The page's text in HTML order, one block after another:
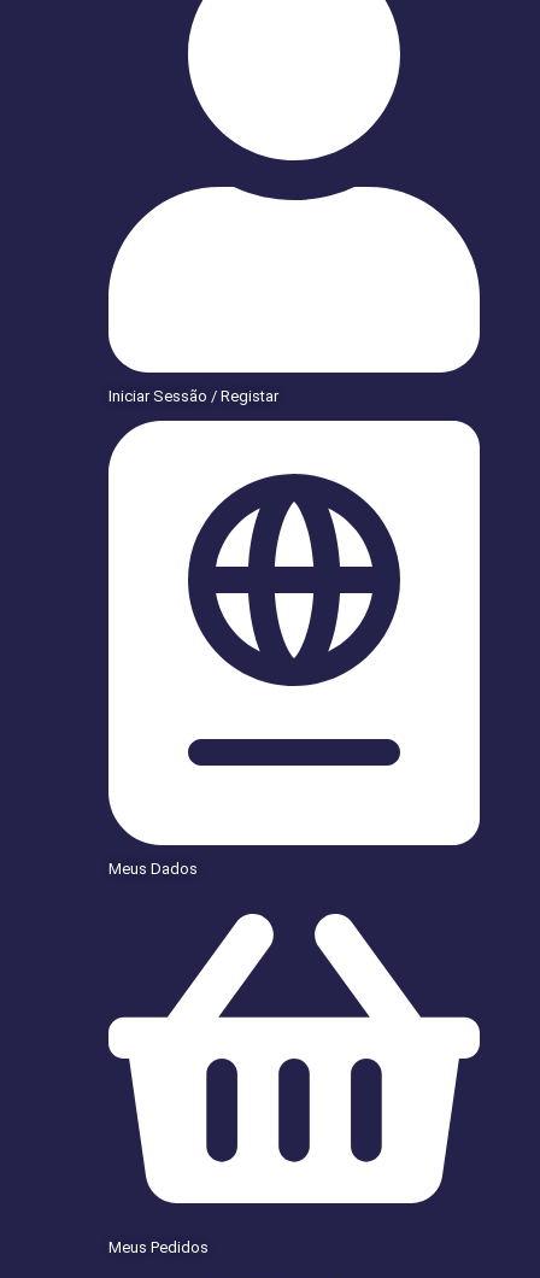
Iniciar Sessão / Registar
Meus Dados
Meus Pedidos